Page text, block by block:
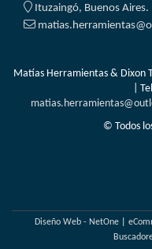
Ituzaingó, Buenos Aires.
Matías Herramientas & Dixon
|
© Todos
Diseño Web - NetOne|